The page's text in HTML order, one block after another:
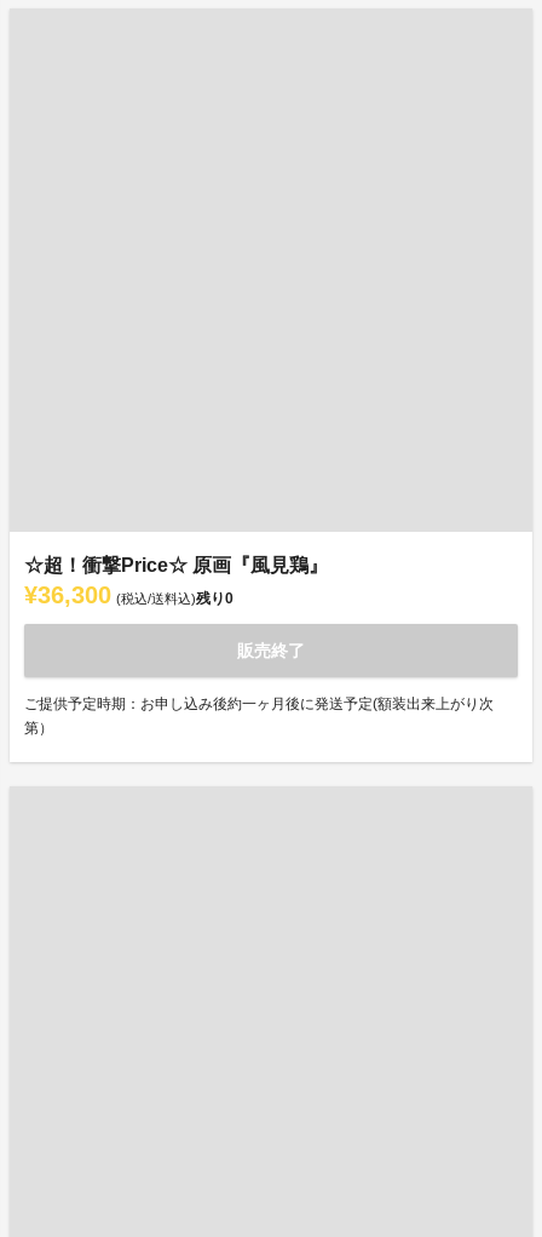
☆超！衝撃Price☆ 原画『風見鶏』
¥36,300 (税込/送料込)残り0
販売終了
ご提供予定時期：お申し込み後約一ヶ月後に発送予定(額装出来上がり次
第）